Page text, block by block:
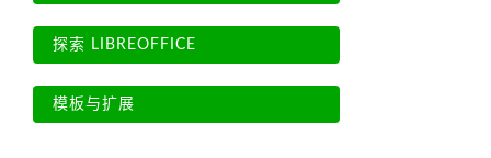
探索 LIBREOFFICE
模板与扩展